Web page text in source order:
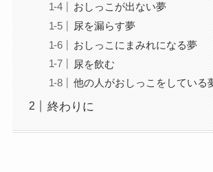
おしっこが出ない夢
尿を漏らす夢
おしっこにまみれになる夢
尿を飲む
他の人がおしっこをしている
終わりに